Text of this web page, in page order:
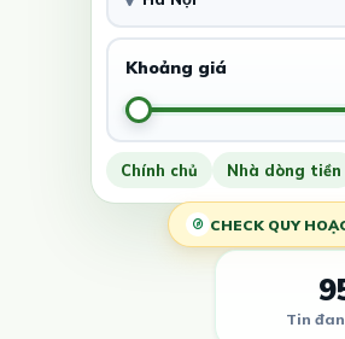
Khoảng giá
Chính chủ Nhà dòng tiền
CHECK QUY
Tin